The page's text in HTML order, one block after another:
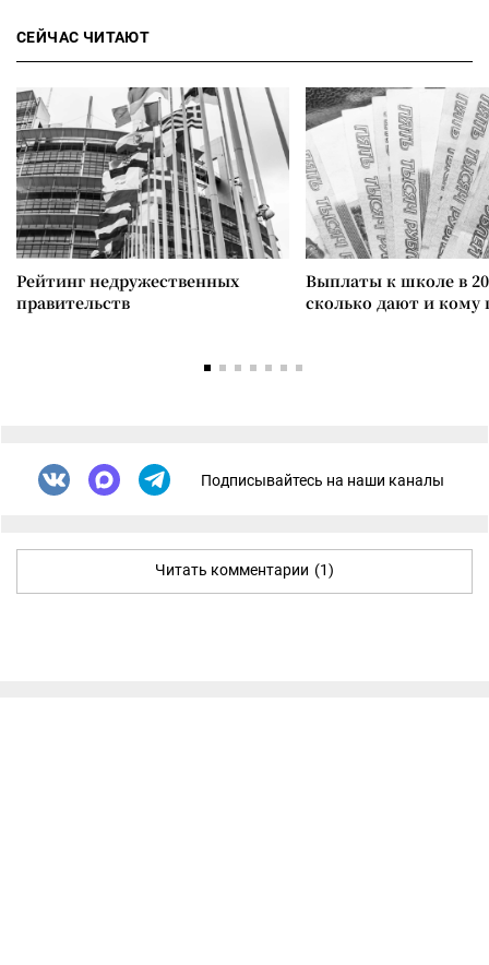
СЕЙЧАС ЧИТАЮТ
Рейтинг недружественных
правительств
Выплаты к школе в
сколько дают и
Подписывайтесь на наши каналы
Читать комментарии (1)